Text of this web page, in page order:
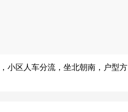
小区人车分流，坐北朝南，户型方